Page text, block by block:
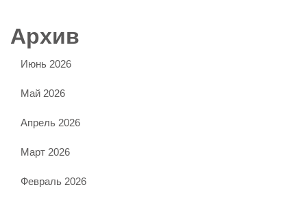
Архив
Июнь 2026
Май 2026
Апрель 2026
Март 2026
Февраль 2026